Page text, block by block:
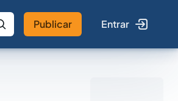
Publicar Entrar